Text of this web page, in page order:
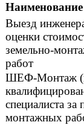
Наименование
Выезд
оценки
земельно-
работ
ШЕФ-Монтаж
специалиста за
монтажных